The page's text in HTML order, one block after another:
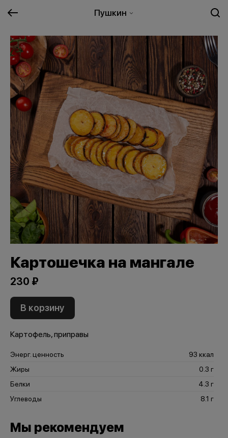
Пушкин
Картошечка на мангале
230 ₽
В корзину
Картофель, приправы
Энерг. ценность
93 ккал
Жиры
0.3 г
Белки
4.3 г
Углеводы
8.1 г
Мы рекомендуем